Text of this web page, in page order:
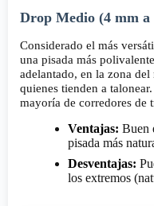
Drop Medio (4 mm a
Considerado el más
una pisada más
adelantado, en la zona
quienes tienden a
mayoría de corredores de
Ventajas: Buen
pisada más
Desventajas:
los extremos